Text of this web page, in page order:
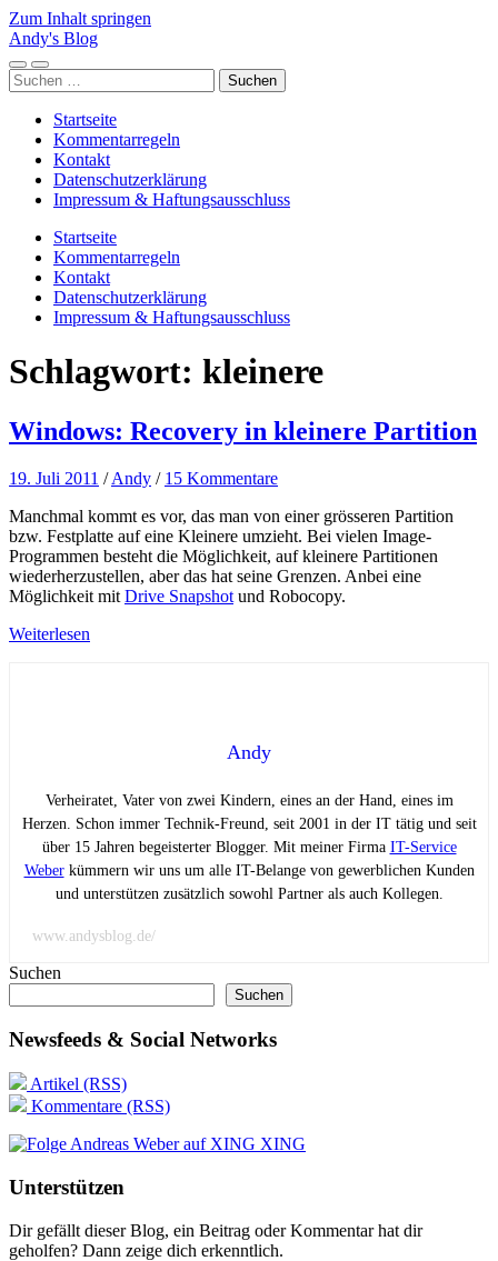
Zum Inhalt springen
Andy's Blog
Mobile-
Menü
Suchfeld
ein-/ausblenden
Suchen
nach:
Startseite
Kommentarregeln
Kontakt
Datenschutzerklärung
Impressum & Haftungsausschluss
Startseite
Kommentarregeln
Kontakt
Datenschutzerklärung
Impressum & Haftungsausschluss
Schlagwort: kleinere
Windows: Recovery in kleinere Partition
19. Juli 2011 /Andy / 15 Kommentare
Manchmal kommt es vor, das man von einer grösseren Partition
bzw. Festplatte auf eine Kleinere umzieht. Bei vielen Image-
Programmen besteht die Möglichkeit, auf kleinere Partitionen
wiederherzustellen, aber das hat seine Grenzen. Anbei eine
Möglichkeit mit Drive Snapshot und Robocopy.
Weiterlesen
Andy
Verheiratet, Vater von zwei Kindern, eines an der Hand, eines im
Herzen. Schon immer Technik-Freund, seit 2001 in der IT tätig und seit
über 15 Jahren begeisterter Blogger. Mit meiner Firma IT-Service
Weberkümmern wir uns um alle IT-Belange von gewerblichen Kunden
und unterstützen zusätzlich sowohl Partner als auch Kollegen.
www.andysblog.de/
Suchen
Suchen
Newsfeeds & Social Networks
Artikel (RSS)
Kommentare (RSS)
XING
Unterstützen
Dir gefällt dieser Blog, ein Beitrag oder Kommentar hat dir
geholfen? Dann zeige dich erkenntlich.